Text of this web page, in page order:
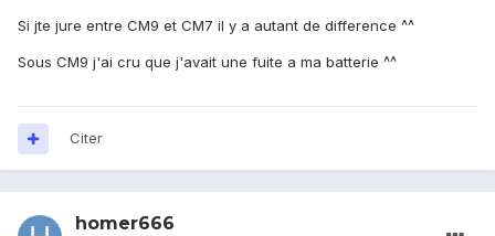
Si jte jure entre CM9 et CM7 il y a autant de difference ^^
Sous CM9 j'ai cru que j'avait une fuite a ma batterie ^^
Citer
homer666